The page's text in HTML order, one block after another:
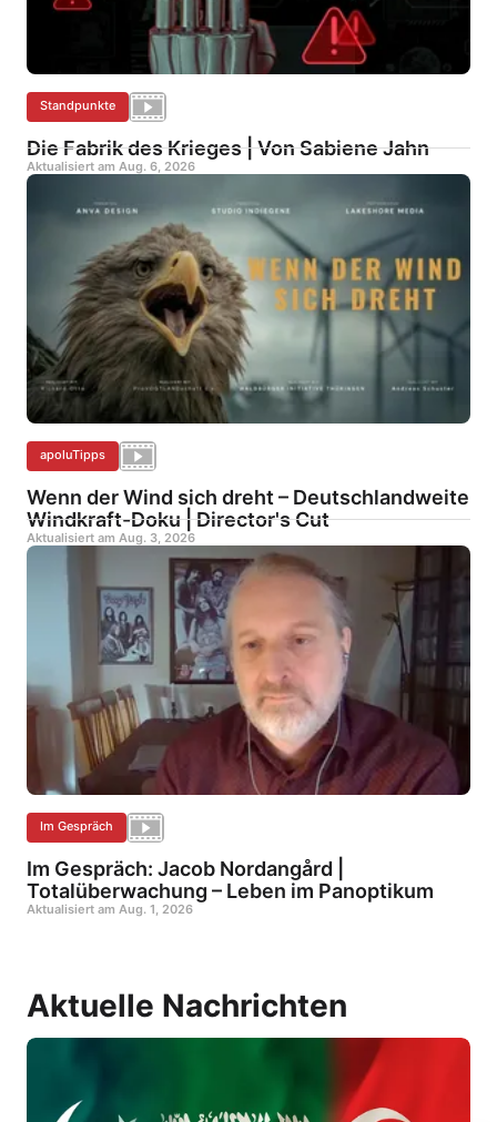
Standpunkte
Die Fabrik des Krieges | Von Sabiene Jahn
Aktualisiert am Aug. 6, 2026
apoluTipps
Wenn der Wind sich dreht – Deutschlandweite
Windkraft-Doku | Director's Cut
Aktualisiert am Aug. 3, 2026
Im Gespräch
Im Gespräch: Jacob Nordangård |
Totalüberwachung – Leben im Panoptikum
Aktualisiert am Aug. 1, 2026
Aktuelle Nachrichten